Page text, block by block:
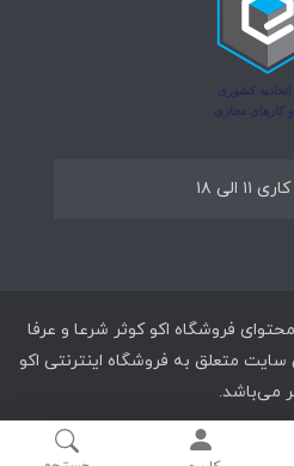
الی ۱۸
فروشگاه اکو کوثر شرعا و عرفا
متعلق به فروشگاه اینترنتی اکو
می‌باشد.